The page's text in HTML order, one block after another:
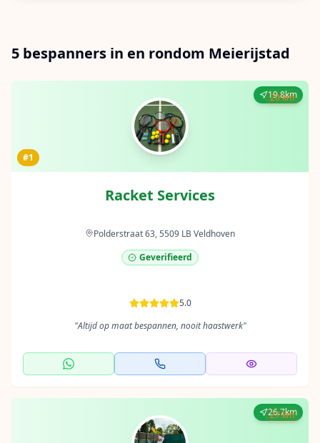
5 bespanners in en rondom Meierijstad
19.8km
#1
Racket Services
Polderstraat 63, 5509 LB Veldhoven
Geverifieerd
5.0
"Altijd op maat bespannen, nooit haastwerk"
20 km
26.7km
27 km